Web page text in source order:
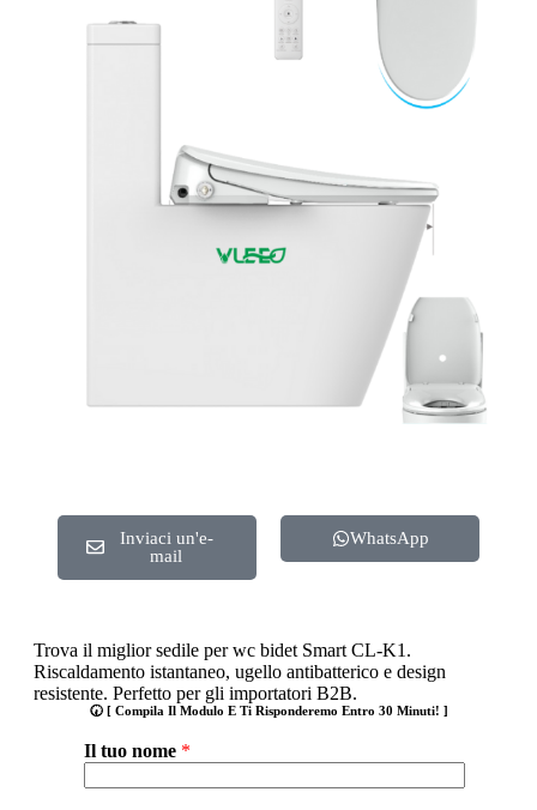
Inviaci un'e-
mail
WhatsApp
Trova il miglior sedile per wc bidet Smart CL-K1.
Riscaldamento istantaneo, ugello antibatterico e design
resistente. Perfetto per gli importatori B2B.
🕢 [ Compila Il Modulo E Ti Risponderemo Entro 30 Minuti! ]
Il tuo nome *